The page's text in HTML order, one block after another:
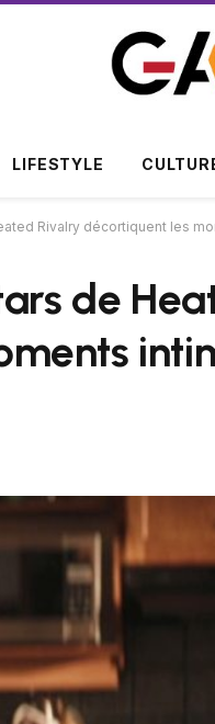
LIFESTYLE
Rivalry décortiquent les
de